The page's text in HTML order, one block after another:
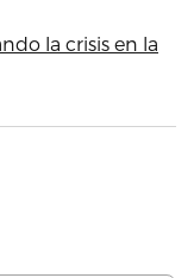
la crisis en la